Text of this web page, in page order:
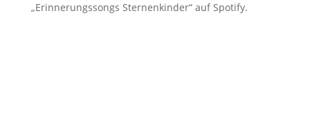
„Erinnerungssongs Sternenkinder“ auf Spotify.